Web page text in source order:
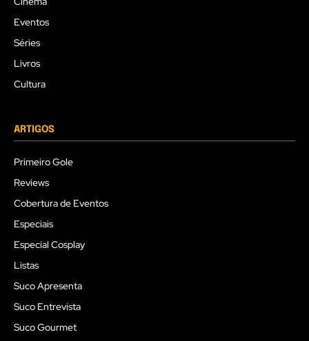
Eventos
Séries
Livros
Cultura
ARTIGOS
Primeiro Gole
Reviews
Cobertura de Eventos
Especiais
Especial Cosplay
Listas
Suco Apresenta
Suco Entrevista
Suco Gourmet